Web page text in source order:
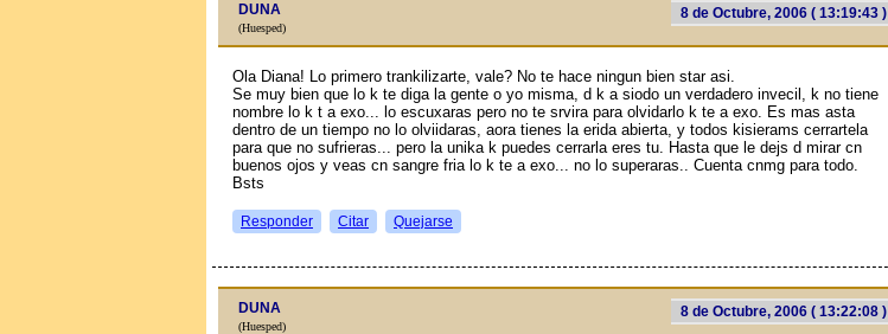
8 de Octubre, 2006 ( 13:19:43 )
DUNA
(Huesped)
Ola Diana! Lo primero trankilizarte, vale? No te hace ningun bien star asi.
Se muy bien que lo k te diga la gente o yo misma, d k a siodo un verdadero invecil, k no tiene
nombre lo k t a exo... lo escuxaras pero no te srvira para olvidarlo k te a exo. Es mas asta
dentro de un tiempo no lo olviidaras, aora tienes la erida abierta, y todos kisierams cerrartela
para que no sufrieras... pero la unika k puedes cerrarla eres tu. Hasta que le dejs d mirar cn
buenos ojos y veas cn sangre fria lo k te a exo... no lo superaras.. Cuenta cnmg para todo.
Bsts
Responder Citar Quejarse
8 de Octubre, 2006 ( 13:22:08 )
DUNA
(Huesped)